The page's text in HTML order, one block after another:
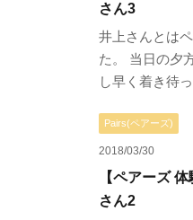
さん3
井上さんとは
た。 当日の夕
し早く着き待
Pairs(ペアーズ)
2018/03/30
【ペアーズ
さん2